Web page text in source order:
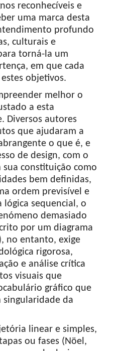
reconhecíveis e
uma marca desta
profundo
culturais e
torná-la um
em que cada
objetivos.
melhor o
a esta
Diversos autores
que ajudaram a
o que é, e
de design, com o
constituição como
bem definidas,
ordem previsível e
lógica sequencial, o
demasiado
por um diagrama
no entanto, exige
rigorosa,
e análise crítica
visuais que
gráfico que
singularidade da
linear e simples,
ou fases (Nöel,